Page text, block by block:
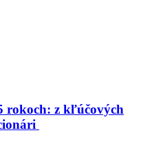
rokoch: z kľúčových